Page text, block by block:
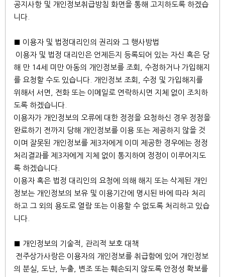
공지사항 및 개인정보취급방침 화면을 통해 고지하도록 하겠습
니다.
■ 이용자 및 법정대리인의 권리와 그 행사방법
이용자 및 법정 대리인은 언제든지 등록되어 있는 자신 혹은 당
해 만 14세 미만 아동의 개인정보를 조회, 수정하거나 가입해지
를 요청할 수도 있습니다. 개인정보 조회, 수정 및 가입해지를
위해서 서면, 전화 또는 이메일로 연락하시면 지체 없이 조치하
도록 하겠습니다.
이용자가 개인정보의 오류에 대한 정정을 요청하신 경우 정정을
완료하기 전까지 당해 개인정보를 이용 또는 제공하지 않을 것
이며 잘못된 개인정보를 제3자에게 이미 제공한 경우에는 정정
처리결과를 제3자에게 지체 없이 통지하여 정정이 이루어지도
록 하겠습니다.
이용자 혹은 법정 대리인의 요청에 의해 해지 또는 삭제된 개인
정보는 개인정보의 보유 및 이용기간에 명시된 바에 따라 처리
하고 그 외의 용도로 열람 또는 이용할 수 없도록 처리하고 있습
니다.
■ 개인정보의 기술적, 관리적 보호 대책
전주상가사랑은 이용자의 개인정보를 취급함에 있어 개인정보
의 분실, 도난, 누출, 변조 또는 훼손되지 않도록 안정성 확보를